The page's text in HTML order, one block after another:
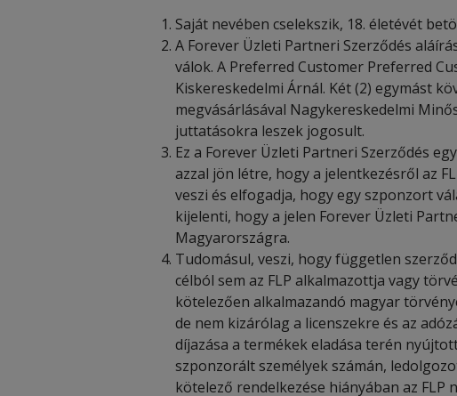
Saját nevében cselekszik, 18. életévét
A Forever Üzleti Partneri Szerződés
válok. A Preferred Customer Preferred
Kiskereskedelmi Árnál. Két (2) egymást
megvásárlásával Nagykereskedelmi
juttatásokra leszek jogosult.
Ez a Forever Üzleti Partneri Szerződés
azzal jön létre, hogy a jelentkezésről az
veszi és elfogadja, hogy egy szponzort
kijelenti, hogy a jelen Forever Üzleti
Magyarországra.
Tudomásul, veszi, hogy független
célból sem az FLP alkalmazottja vagy
kötelezően alkalmazandó magyar
de nem kizárólag a licenszekre és az
díjazása a termékek eladása terén
szponzorált személyek számán,
kötelező rendelkezése hiányában az